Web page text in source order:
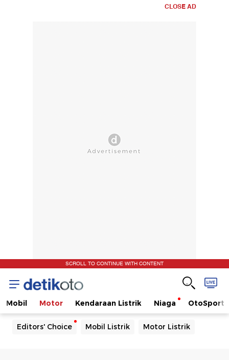
CLOSE AD
SCROLL TO CONTINUE WITH CONTENT
Mobil Motor Kendaraan Listrik Niaga OtoSport
Editors' Choice Mobil Listrik Motor Listrik